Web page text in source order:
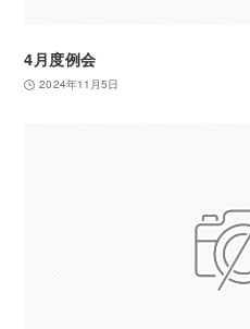
4月度例会
2024年11月5日